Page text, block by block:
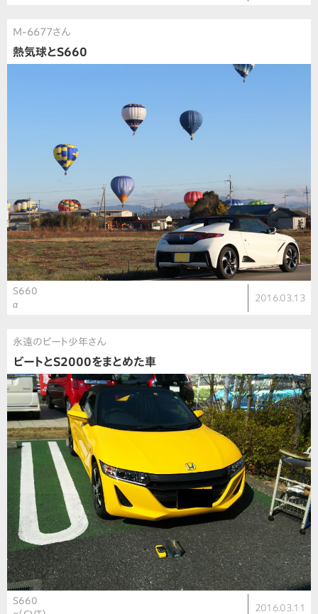
M-6677さん
熱気球とS660
S660
α
2016.03.13
永遠のビート少年さん
ビートとS2000をまとめた車
S660
2016.03.11